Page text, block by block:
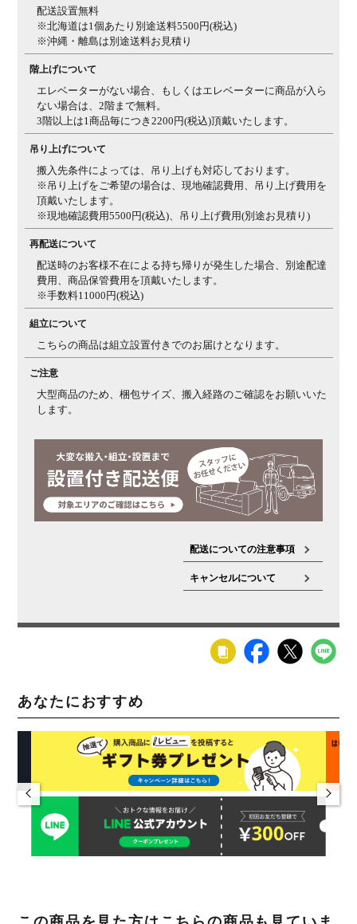
配送設置無料
※北海道は1個あたり別途送料5500円(税込)
※沖縄・離島は別途送料お見積り
階上げについて
エレベーターがない場合、もしくはエレベーターに商品が入ら
ない場合は、2階まで無料。
3階以上は1商品毎につき2200円(税込)頂戴いたします。
吊り上げについて
搬入先条件によっては、吊り上げも対応しております。
※吊り上げをご希望の場合は、現地確認費用、吊り上げ費用を
頂戴いたします。
※現地確認費用5500円(税込)、吊り上げ費用(別途お見積り)
再配送について
配送時のお客様不在による持ち帰りが発生した場合、別途配達
費用、商品保管費用を頂戴いたします。
※手数料11000円(税込)
組立について
こちらの商品は組立設置付きでのお届けとなります。
ご注意
大型商品のため、梱包サイズ、搬入経路のご確認をお願いいた
します。
配送についての注意事項
キャンセルについて
あなたにおすすめ